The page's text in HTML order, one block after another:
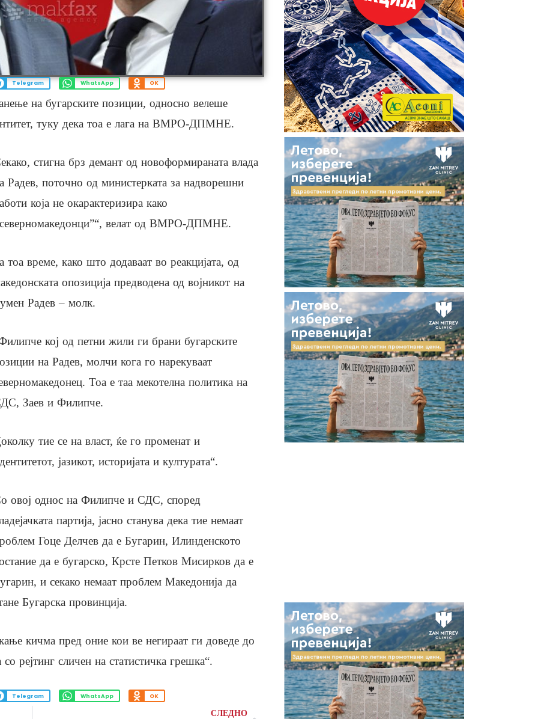
Telegram WhatsApp OK
на бугарските позиции, односно велеше
туку дека тоа е лага на ВМРО-ДПМНЕ.
стигна брз демант од новоформираната влада
Радев, поточно од министерката за надворешни
која не окарактеризира како
велат од ВМРО-ДПМНЕ.
тоа време, како што додаваат во реакцијата, од
опозиција предводена од војникот на
Радев – молк.
кој од петни жили ги брани бугарските
на Радев, молчи кога го нарекуваат
Тоа е таа мекотелна политика на
Заев и Филипче.
тие се на власт, ќе го променат и
јазикот, историјата и културата“.
овој однос на Филипче и СДС, според
партија, јасно станува дека тие немаат
Гоце Делчев да е Бугарин, Илинденското
да е бугарско, Крсте Петков Мисирков да е
и секако немаат проблем Македонија да
Бугарска провинција.
кичма пред оние кои ве негираат ги доведе до
рејтинг сличен на статистичка грешка“.
Telegram WhatsApp OK
СЛЕДНО